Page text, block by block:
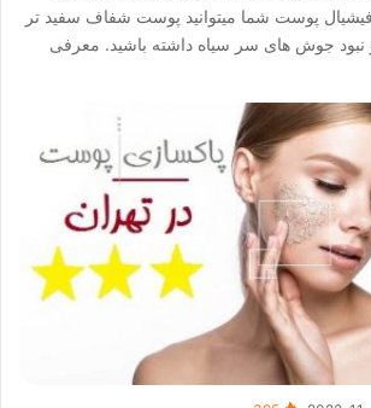
فیشیال پوست شما میتوانید پوست شفاف سفید تر
جوش های سر سیاه داشته باشید. معرفی